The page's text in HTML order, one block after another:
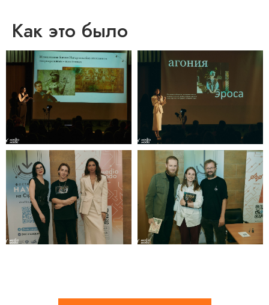
Как это было
© 2023-2025 Все права защищены
ИП Чернов Георгий Георгиевич
ИНН 770302409202
ОГРНИП 317774600449368
СЛУШАТЕЛЯМ